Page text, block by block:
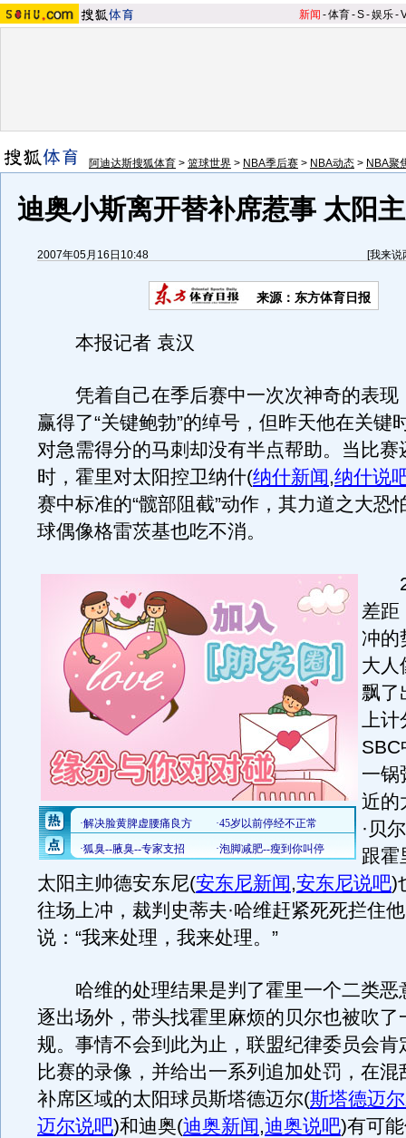
新闻 -体育-S-娱乐-
阿迪达斯搜狐体育 > 篮球世界 > NBA季后赛 > NBA动态 > NBA聚
迪奥小斯离开替补席惹事 太阳
2007年05月16日10:48 [我来说
来源：东方体育日报
本报记者 袁汉
凭着自己在季后赛中一次次神奇的表现
赢得了“关键鲍勃”的绰号，但昨天他在关键
对急需得分的马刺却没有半点帮助。当比赛
时，霍里对太阳控卫纳什(纳什新闻,纳什说
赛中标准的“髋部阻截”动作，其力道之大恐
球偶像格雷茨基也吃不消。
20
差距
冲的
大人
飘了
上计
SBC
一锅
近的
·贝
跟霍
太阳主帅德安东尼(安东尼新闻,安东尼说吧)
往场上冲，裁判史蒂夫·哈维赶紧死死拦住
说：“我来处理，我来处理。”
哈维的处理结果是判了霍里一个二类恶
逐出场外，带头找霍里麻烦的贝尔也被吹了
规。事情不会到此为止，联盟纪律委员会肯
比赛的录像，并给出一系列追加处罚，在混
补席区域的太阳球员斯塔德迈尔(斯塔德迈
迈尔说吧)和迪奥(迪奥新闻,迪奥说吧)有可